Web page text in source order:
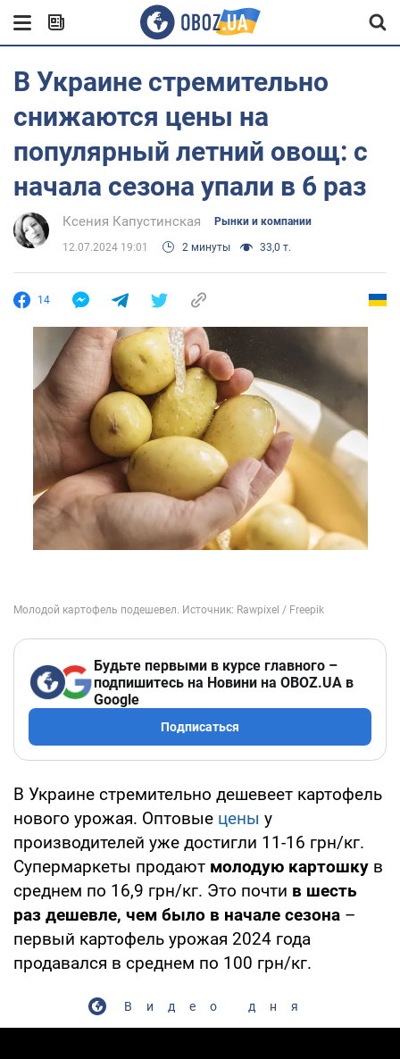
В Украине стремительно
снижаются цены на
популярный летний овощ: с
начала сезона упали в 6 раз
Ксения Капустинская Рынки и компании
12.07.2024 19:01 2 минуты 33,0 т.
14
Будьте первыми в курсе главного –
подпишитесь на Новини на OBOZ.UA в
Google
Подписаться
В Украине стремительно дешевеет картофель
нового урожая. Оптовые цены у
производителей уже достигли 11-16 грн/кг.
Супермаркеты продают молодую картошку в
среднем по 16,9 грн/кг. Это почти в шесть
раз дешевле, чем было в начале сезона –
первый картофель урожая 2024 года
продавался в среднем по 100 грн/кг.
Видео дня